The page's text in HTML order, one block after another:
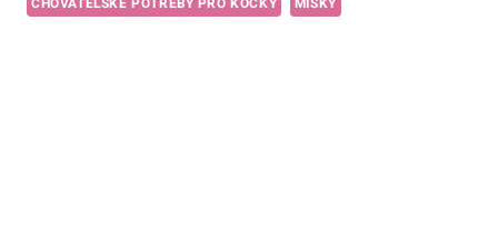
CHOVATELSKÉ POTŘEBY PRO KOČKY MISKY